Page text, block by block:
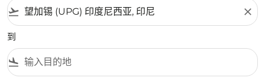
flight_takeoff close
到
flight_land